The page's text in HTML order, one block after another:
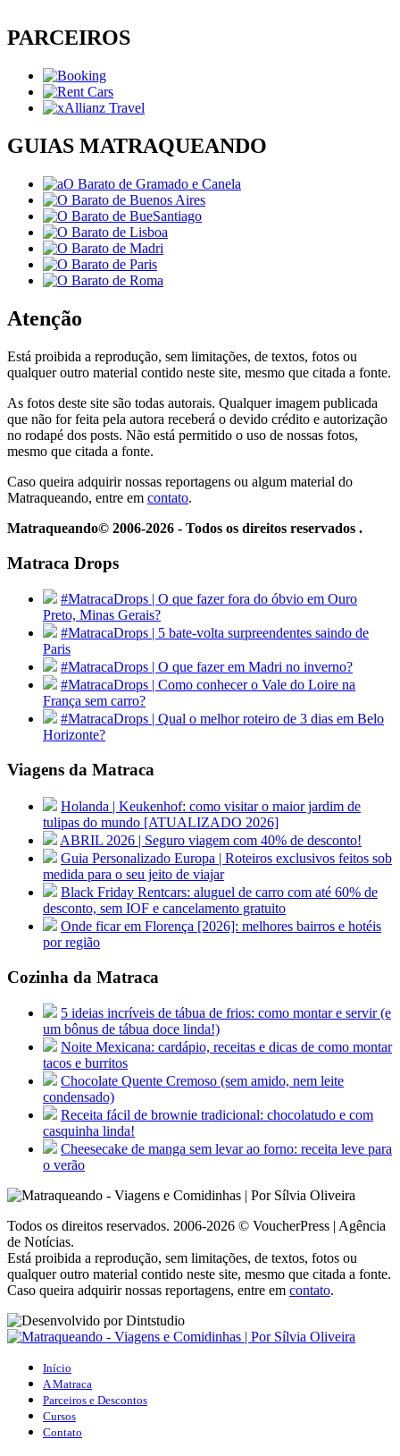
PARCEIROS
GUIAS MATRAQUEANDO
Atenção
Está proibida a reprodução, sem limitações, de textos, fotos ou
qualquer outro material contido neste site, mesmo que citada a fonte.
As fotos deste site são todas autorais. Qualquer imagem publicada
que não for feita pela autora receberá o devido crédito e autorização
no rodapé dos posts. Não está permitido o uso de nossas fotos,
mesmo que citada a fonte.
Caso queira adquirir nossas reportagens ou algum material do
Matraqueando, entre em contato.
Matraqueando© 2006-2026 - Todos os direitos reservados .
Matraca Drops
#MatracaDrops | O que fazer fora do óbvio em Ouro
Preto, Minas Gerais?
#MatracaDrops | 5 bate-volta surpreendentes saindo de
Paris
#MatracaDrops | O que fazer em Madri no inverno?
#MatracaDrops | Como conhecer o Vale do Loire na
França sem carro?
#MatracaDrops | Qual o melhor roteiro de 3 dias em Belo
Horizonte?
Viagens da Matraca
Holanda | Keukenhof: como visitar o maior jardim de
tulipas do mundo [ATUALIZADO 2026]
ABRIL 2026 | Seguro viagem com 40% de desconto!
Guia Personalizado Europa | Roteiros exclusivos feitos sob
medida para o seu jeito de viajar
Black Friday Rentcars: aluguel de carro com até 60% de
desconto, sem IOF e cancelamento gratuito
Onde ficar em Florença [2026]: melhores bairros e hotéis
por região
Cozinha da Matraca
5 ideias incríveis de tábua de frios: como montar e servir (e
um bônus de tábua doce linda!)
Noite Mexicana: cardápio, receitas e dicas de como montar
tacos e burritos
Chocolate Quente Cremoso (sem amido, nem leite
condensado)
Receita fácil de brownie tradicional: chocolatudo e com
casquinha linda!
Cheesecake de manga sem levar ao forno: receita leve para
o verão
Todos os direitos reservados. 2006-2026 © VoucherPress | Agência
de Notícias.
Está proibida a reprodução, sem limitações, de textos, fotos ou
qualquer outro material contido neste site, mesmo que citada a fonte.
Caso queira adquirir nossas reportagens, entre em contato.
Início
A Matraca
Parceiros e Descontos
Cursos
Contato